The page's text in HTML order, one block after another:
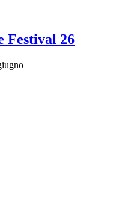
Festival 26